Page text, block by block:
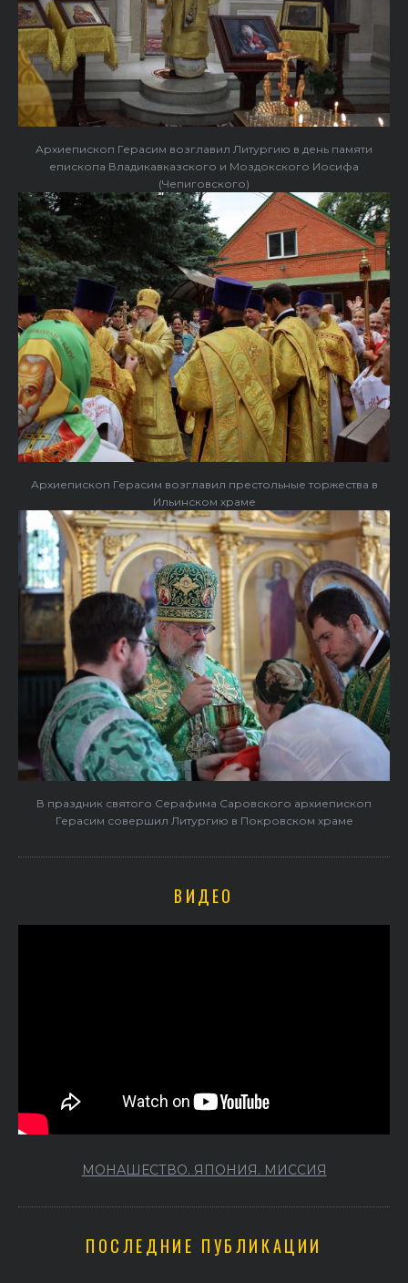
Архиепископ Герасим возглавил Литургию в день памяти
епископа Владикавказского и Моздокского Иосифа
(Чепиговского)
Архиепископ Герасим возглавил престольные торжества в
Ильинском храме
В праздник святого Серафима Саровского архиепископ
Герасим совершил Литургию в Покровском храме
ВИДЕО
МОНАШЕСТВО. ЯПОНИЯ. МИССИЯ
ПОСЛЕДНИЕ ПУБЛИКАЦИИ